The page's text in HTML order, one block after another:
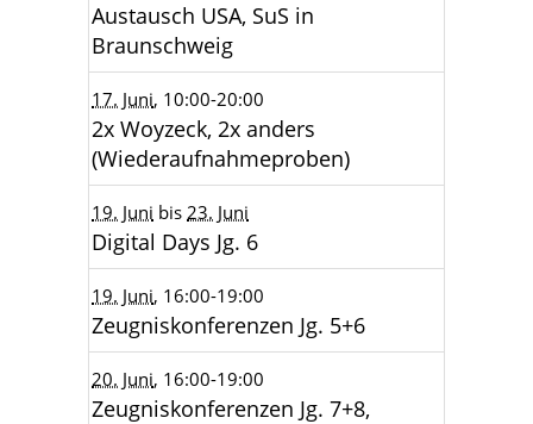
Austausch USA, SuS in
Braunschweig
17. Juni, 10:00-20:00
2x Woyzeck, 2x anders
(Wiederaufnahmeproben)
19. Juni bis 23. Juni
Digital Days Jg. 6
19. Juni, 16:00-19:00
Zeugniskonferenzen Jg. 5+6
20. Juni, 16:00-19:00
Zeugniskonferenzen Jg. 7+8,